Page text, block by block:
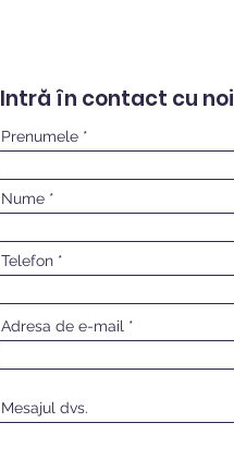
Intră în contact cu noi
Prenumele
Nume
Telefon
Adresa de e-mail
Mesajul dvs.